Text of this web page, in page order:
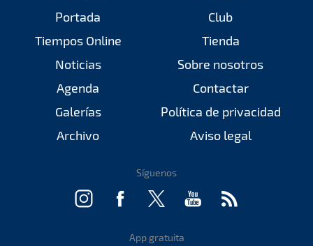
Portada
Tiempos Online
Noticias
Agenda
Galerías
Archivo
Club
Tienda
Sobre nosotros
Contactar
Política de privacidad
Aviso legal
Síguenos
App gratuita